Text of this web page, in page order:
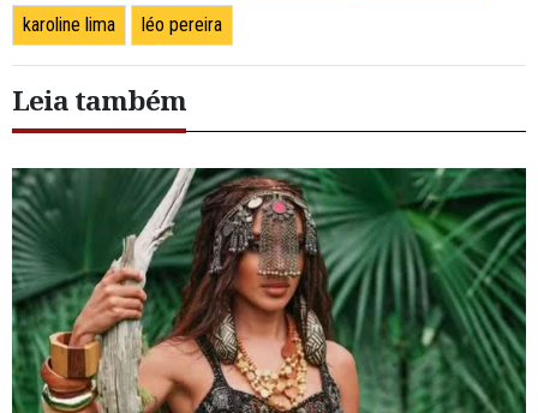
karoline lima léo pereira
Leia também